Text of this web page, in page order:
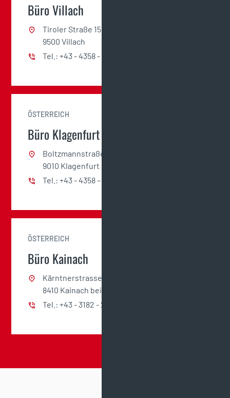
ÖSTERREICH
Büro Kainach
Kärntnerstrasse 4,
8410 Kainach bei Wildon
Tel.: +43 - 3182 - 20314
Büro Villach
Tiroler Straße 155,
9500 Villach
Tel.: +43 - 4358 - 2400
ÖSTERREICH
Büro Klagenfurt
Boltzmannstraße 32,
9010 Klagenfurt
Tel.: +43 - 4358 – 2400